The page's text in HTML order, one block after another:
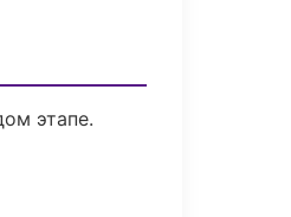
этапе.